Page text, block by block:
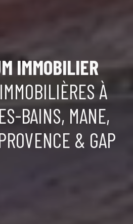
IMMOBILIER
À
BAINS, MANE,
& GAP